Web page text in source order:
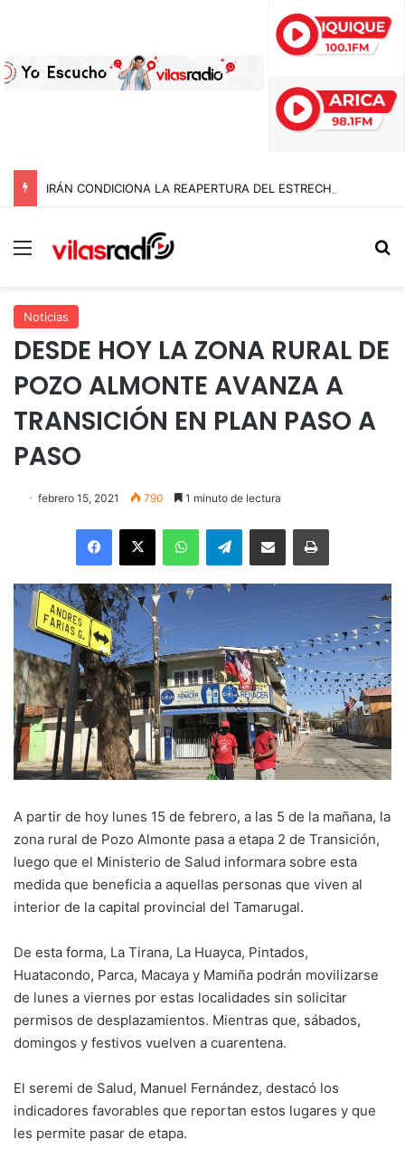
Menú
Noticias
DESDE HOY LA ZONA RURAL DE
POZO ALMONTE AVANZA A
TRANSICIÓN EN PLAN PASO A
PASO
febrero 15, 2021 790 1 minuto de lectura
Facebook
X WhatsAppTelegramEnviar vía email Imprimir
A partir de hoy lunes 15 de febrero, a las 5 de la mañana, la
zona rural de Pozo Almonte pasa a etapa 2 de Transición,
luego que el Ministerio de Salud informara sobre esta
medida que beneficia a aquellas personas que viven al
interior de la capital provincial del Tamarugal.
De esta forma, La Tirana, La Huayca, Pintados,
Huatacondo, Parca, Macaya y Mamiña podrán movilizarse
de lunes a viernes por estas localidades sin solicitar
permisos de desplazamientos. Mientras que, sábados,
domingos y festivos vuelven a cuarentena.
El seremi de Salud, Manuel Fernández, destacó los
indicadores favorables que reportan estos lugares y que
les permite pasar de etapa.